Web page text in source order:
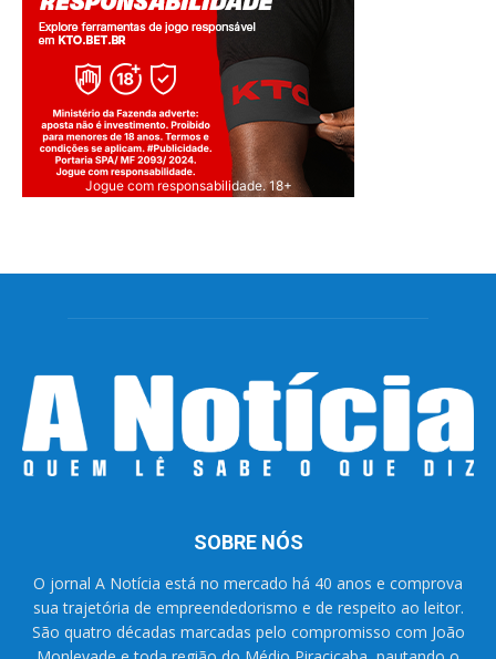
Jogue com responsabilidade. 18+
SOBRE NÓS
O jornal A Notícia está no mercado há 40 anos e comprova
sua trajetória de empreendedorismo e de respeito ao leitor.
São quatro décadas marcadas pelo compromisso com João